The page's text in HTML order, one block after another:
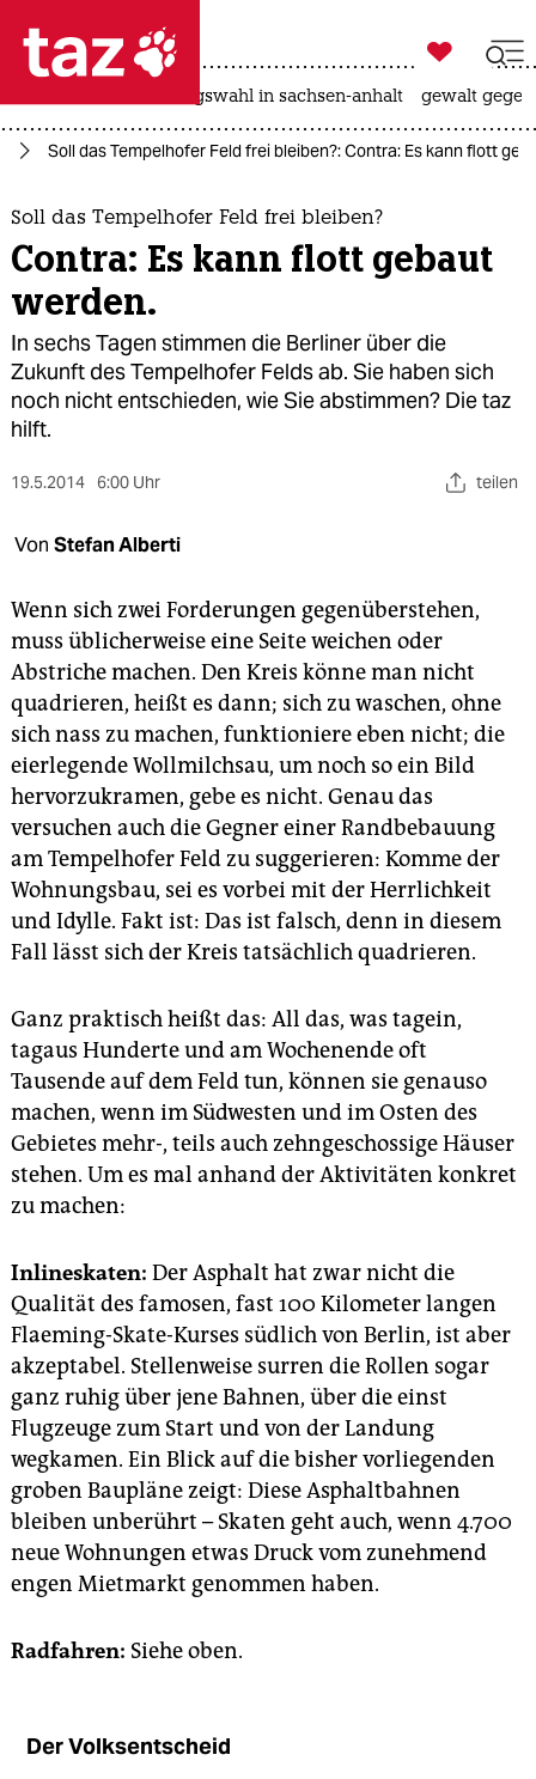
 taz zahl ich
taz zahl ich
themen
politik
öko
gesellschaft
kultur
sport
berlin
wahrheit
verlag
verlag
veranstaltungen
shop
fragen & hilfe
unterstützen
genossenschaft
epaper login

taz zahl ich
landtagswahl in sachsen-anhalt gewalt
Soll das Tempelhofer Feld frei bleiben?: Contra: Es kann flott
Soll das Tempelhofer Feld frei bleiben?
Contra: Es kann flott gebaut
werden.
In sechs Tagen stimmen die Berliner über die
Zukunft des Tempelhofer Felds ab. Sie haben sich
noch nicht entschieden, wie Sie abstimmen? Die taz
hilft.
19.5.2014 6:00 Uhr teilen
Von Stefan Alberti
Wenn sich zwei Forderungen gegenüberstehen,
muss üblicherweise eine Seite weichen oder
Abstriche machen. Den Kreis könne man nicht
quadrieren, heißt es dann; sich zu waschen, ohne
sich nass zu machen, funktioniere eben nicht; die
eierlegende Wollmilchsau, um noch so ein Bild
hervorzukramen, gebe es nicht. Genau das
versuchen auch die Gegner einer Randbebauung
am Tempelhofer Feld zu suggerieren: Komme der
Wohnungsbau, sei es vorbei mit der Herrlichkeit
und Idylle. Fakt ist: Das ist falsch, denn in diesem
Fall lässt sich der Kreis tatsächlich quadrieren.
Ganz praktisch heißt das: All das, was tagein,
tagaus Hunderte und am Wochenende oft
Tausende auf dem Feld tun, können sie genauso
machen, wenn im Südwesten und im Osten des
Gebietes mehr-, teils auch zehngeschossige Häuser
stehen. Um es mal anhand der Aktivitäten konkret
zu machen:
Inlineskaten: Der Asphalt hat zwar nicht die
Qualität des famosen, fast 100 Kilometer langen
Flaeming-Skate-Kurses südlich von Berlin, ist aber
akzeptabel. Stellenweise surren die Rollen sogar
ganz ruhig über jene Bahnen, über die einst
Flugzeuge zum Start und von der Landung
wegkamen. Ein Blick auf die bisher vorliegenden
groben Baupläne zeigt: Diese Asphaltbahnen
bleiben unberührt – Skaten geht auch, wenn 4.700
neue Wohnungen etwas Druck vom zunehmend
engen Mietmarkt genommen haben.
Radfahren: Siehe oben.
Der Volksentscheid